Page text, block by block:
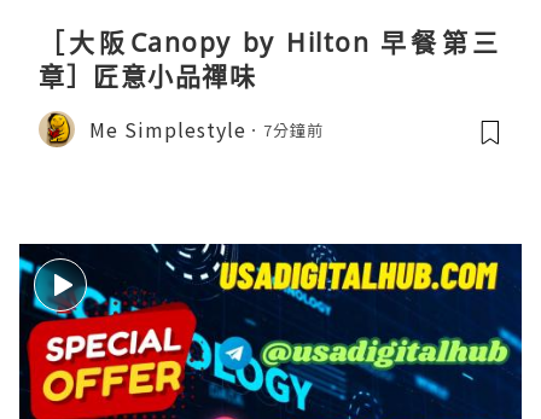
［大阪Canopy by Hilton 早餐第三
章］匠意小品禪味
Me Simplestyle 7分鐘前